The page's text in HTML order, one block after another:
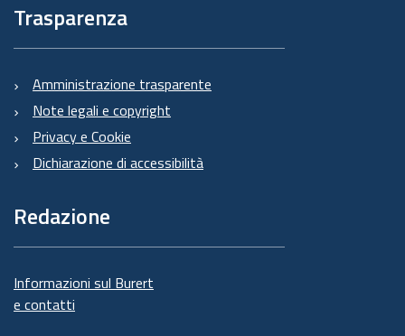
Trasparenza
Amministrazione trasparente
Note legali e copyright
Privacy e Cookie
Dichiarazione di accessibilità
Redazione
Informazioni sul Burert
e contatti